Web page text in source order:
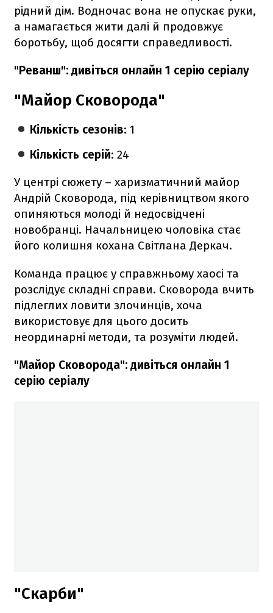
рідний дім. Водночас вона не опускає руки,
а намагається жити далі й продовжує
боротьбу, щоб досягти справедливості.
"Реванш": дивіться онлайн 1 серію серіалу
"Майор Сковорода"
Кількість сезонів: 1
Кількість серій: 24
У центрі сюжету – харизматичний майор
Андрій Сковорода, під керівництвом якого
опиняються молоді й недосвідчені
новобранці. Начальницею чоловіка стає
його колишня кохана Світлана Деркач.
Команда працює у справжньому хаосі та
розслідує складні справи. Сковорода вчить
підлеглих ловити злочинців, хоча
використовує для цього досить
неординарні методи, та розуміти людей.
"Майор Сковорода": дивіться онлайн 1
серію серіалу
"Скарби"